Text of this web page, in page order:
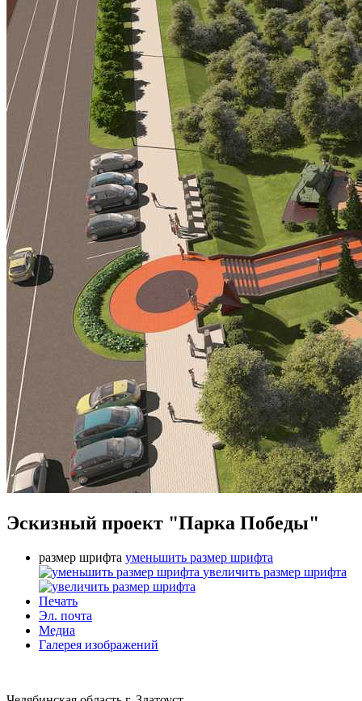
Эскизный проект "Парка Победы"
размер шрифта уменьшить размер шрифта
увеличить размер шрифта
Печать
Эл. почта
Медиа
Галерея изображений